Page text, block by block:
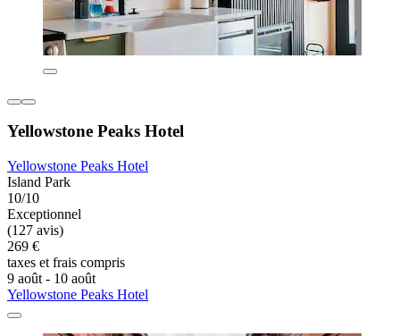
Yellowstone Peaks Hotel
Yellowstone Peaks Hotel
Island Park
10/10
Exceptionnel
(127 avis)
269 €
taxes et frais compris
9 août - 10 août
Yellowstone Peaks Hotel